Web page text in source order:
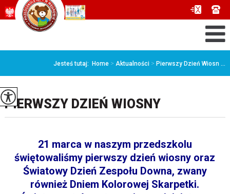
Jesteś tutaj: Home > Aktualności > Pierwszy Dzień Wiosn ...
PIERWSZY DZIEŃ WIOSNY
21 marca w naszym przedszkolu
świętowaliśmy pierwszy dzień wiosny oraz
Światowy Dzień Zespołu Downa, zwany
również Dniem Kolorowej Skarpetki.